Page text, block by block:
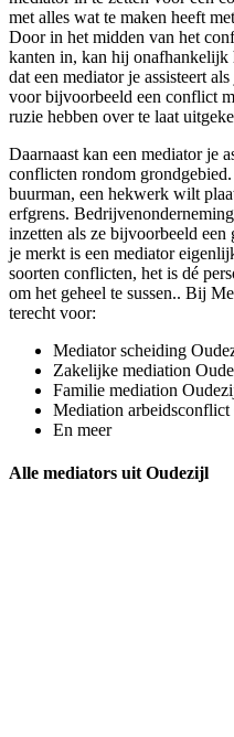
met alles wat te maken heeft
Door in het midden van het
kanten in, kan hij onafhankelijk
dat een mediator je assisteert
voor bijvoorbeeld een conflict
ruzie hebben over te laat
Daarnaast kan een mediator je
conflicten rondom
buurman, een hekwerk wilt
erfgrens.
inzetten als ze bijvoorbeeld
je merkt is een mediator
soorten conflicten, het is dé
om het geheel te sussen.. Bij
terecht voor:
Mediator scheiding
Zakelijke mediation
Familie mediation
Mediation
En meer
Alle mediators uit Oudezijl